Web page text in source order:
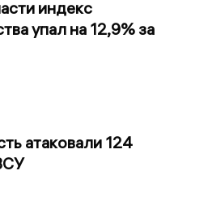
индекс
упал на 12,9% за
атаковали 124